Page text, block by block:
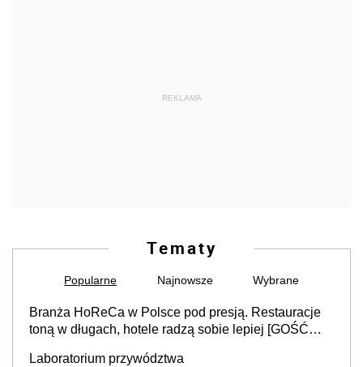
REKLAMA
Tematy
Popularne Najnowsze Wybrane
Branża HoReCa w Polsce pod presją. Restauracje
toną w długach, hotele radzą sobie lepiej [GOŚĆ
Laboratorium przywództwa